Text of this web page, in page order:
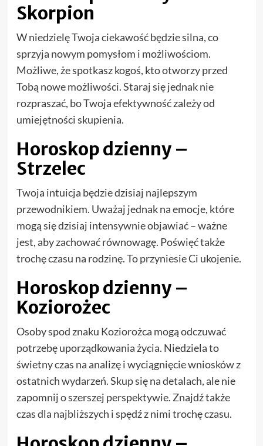
Skorpion
W niedzielę Twoja ciekawość będzie silna, co
sprzyja nowym pomysłom i możliwościom.
Możliwe, że spotkasz kogoś, kto otworzy przed
Tobą nowe możliwości. Staraj się jednak nie
rozpraszać, bo Twoja efektywność zależy od
umiejętności skupienia.
Horoskop dzienny –
Strzelec
Twoja intuicja będzie dzisiaj najlepszym
przewodnikiem. Uważaj jednak na emocje, które
mogą się dzisiaj intensywnie objawiać – ważne
jest, aby zachować równowagę. Poświęć także
trochę czasu na rodzinę. To przyniesie Ci ukojenie.
Horoskop dzienny –
Koziorożec
Osoby spod znaku Koziorożca mogą odczuwać
potrzebę uporządkowania życia. Niedziela to
świetny czas na analizę i wyciągnięcie wniosków z
ostatnich wydarzeń. Skup się na detalach, ale nie
zapomnij o szerszej perspektywie. Znajdź także
czas dla najbliższych i spędź z nimi trochę czasu.